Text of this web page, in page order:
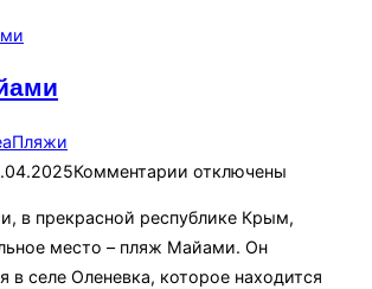
Пляжи
Комментарии отключены
в прекрасной республике Крым,
место – пляж Майами. Он
в селе Оленевка, которое находится